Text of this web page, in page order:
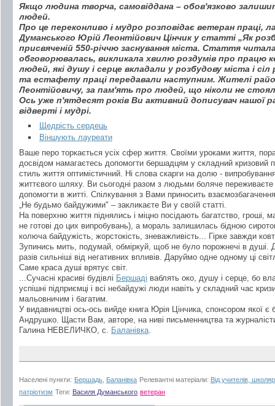
Якщо людина творча, самовіддана – обов'язково
людей.
Про це переконливо і мудро розповідає ветеран праці,
Думанського Юрій Леонтійович Цінчик у статті „Як
присвяченій 550-річчю заснування міста. Стаття
обговорювалась, викликала хвилю роздумів про працю
людей, які душу і серце вкладали у розбудову міста і
та естафету праці передавали наступним. Жителі
Леонтійовичу, за пам'ять про людей, що ніколи не
Ось уже п'ятдесят років Ви активний дописувач нашої
відверті і мудрі.
Щедрість сердець
Віншують лауреати
Ваше перо торкається усіх сфер життя. Своїми уроками життя,
досвідом намагаєтесь допомогти бершадцям у складний кризовий
стиль життя оптимістичний. Ні слова скарги на долю -
життєвого шляху. Ви сьогодні разом з людьми боляче переживаєте
допомогти в житті. Спілкування з Вами приносить
„Не будьмо байдужими" – закликаєте Ви у своїй статті.
На поверхню життя піднялись і міцно посідають багатство,
не готові до цих випробувань), а мораль залишилась бідною
колюча байдужість, жорстокість, зневажливість... Гірке завжди
Зупинись мить, подумай, обміркуй, щоб не було порожнечі в душі.
разів сильніші від негативних впливів. Даруймо одне одному ці
Саме краса душі врятує світ.
...Сучасні красиві будівлі Бершаді ваблять око, душу і серце, бо
успішні підприємці і всі небайдужі люди навіть у складний час
мальовничим і багатим.
У видавництві ось-ось вийде книга Юрія Цінчика, спонсором якої є
Андрушко. Щасти Вам, авторе, на ниві письменництва та
Галина НЕВЕЛИЧКО, с. Баланівка
Населені пункти: Бершадь Баланівка Релевантні матеріали: Від учителів,
патріотизм Теги: Василя Думанського ветеран